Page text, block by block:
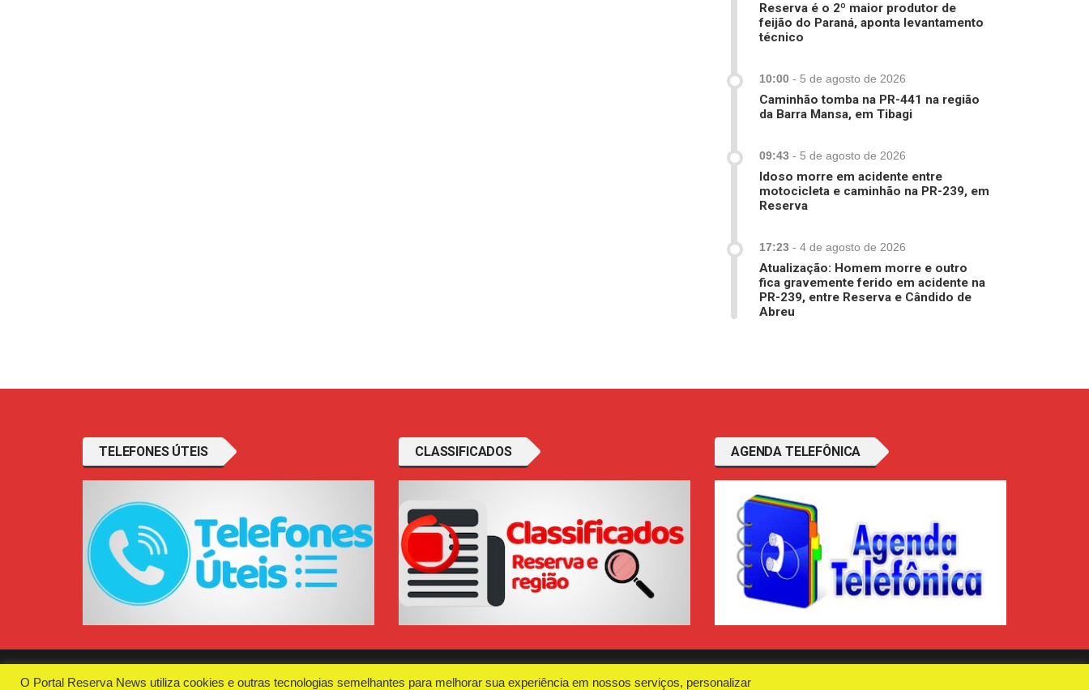
Reserva é o 2º maior produtor de
feijão do Paraná, aponta levantamento
técnico
10:00 - 5 de agosto de 2026
Caminhão tomba na PR-441 na região
da Barra Mansa, em Tibagi
09:43 - 5 de agosto de 2026
Idoso morre em acidente entre
motocicleta e caminhão na PR-239, em
Reserva
17:23 - 4 de agosto de 2026
Atualização: Homem morre e outro
fica gravemente ferido em acidente na
PR-239, entre Reserva e Cândido de
Abreu
TELEFONES ÚTEIS CLASSIFICADOS AGENDA TELEFÔNICA
O Portal Reserva News utiliza cookies e outras tecnologias semelhantes para melhorar sua experiência em nossos serviços, personalizar